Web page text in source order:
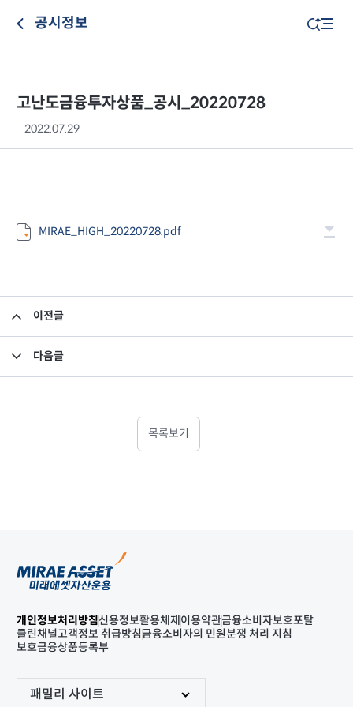
공시정보
고난도금융투자상품_공시_20220728
2022.07.29
MIRAE_HIGH_20220728.pdf
이전글
다음글
목록보기
개인정보처리방침신용정보활용체제 이용약관금융소비자보호포탈
클린채널고객정보 취급방침금융소비자의 민원분쟁 처리 지침
보호금융상품등록부
패밀리 사이트